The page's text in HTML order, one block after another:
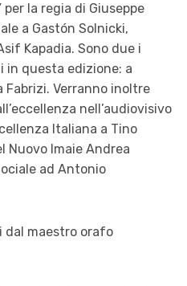
per la regia di Giuseppe
a Gastón Solnicki,
Kapadia. Sono due i
in questa edizione: a
Fabrizi. Verranno inoltre
nell’audiovisivo
Italiana a Tino
Nuovo Imaie Andrea
ad Antonio
dal maestro orafo